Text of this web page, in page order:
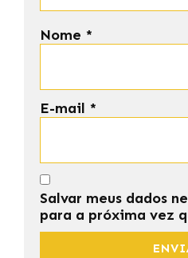
Nome *
E-mail *
Salvar meus dados
para a próxima vez